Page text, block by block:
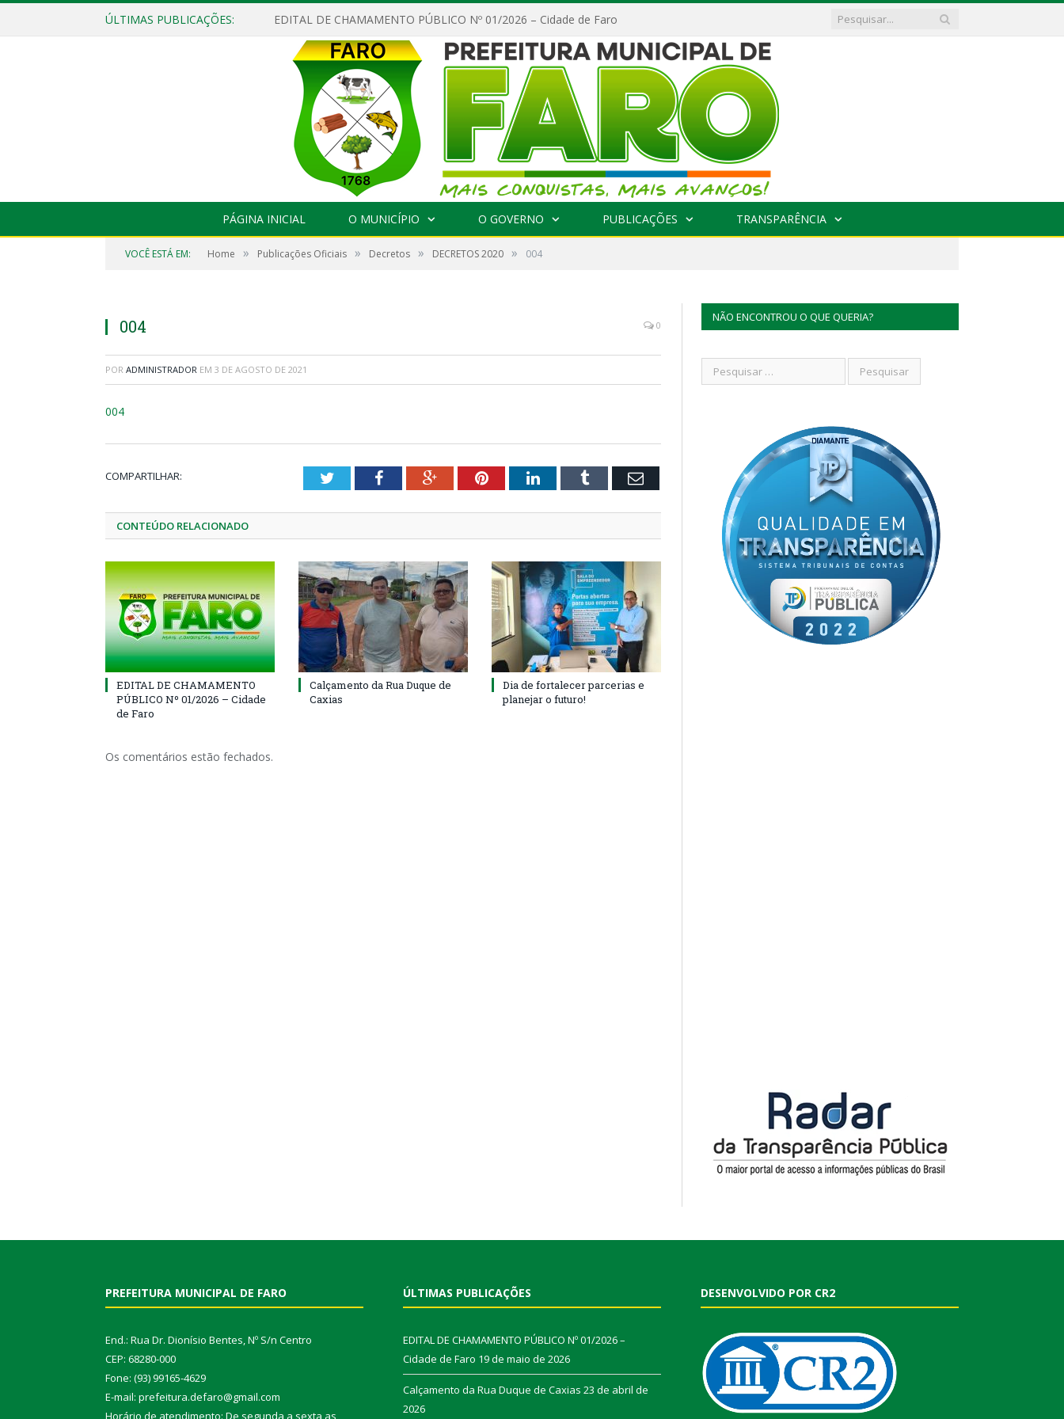
ÚLTIMAS PUBLICAÇÕES: EDITAL DE CHAMAMENTO PÚBLICO Nº 01/2026 – Cidade de Faro
PÁGINA INICIAL O MUNICÍPIO O GOVERNO PUBLICAÇÕES TRANSPARÊNCIA
VOCÊ ESTÁ EM: Home » Publicações Oficiais » Decretos » DECRETOS 2020 » 004
004 0
POR ADMINISTRADOR EM 3 DE AGOSTO DE 2021
004
COMPARTILHAR: TwitterFacebookGoogle+PinterestLinkedInTumblr Email
CONTEÚDO RELACIONADO
EDITAL DE CHAMAMENTO
PÚBLICO Nº 01/2026 – Cidade
de Faro
Calçamento da Rua Duque de
Caxias
Dia de fortalecer parcerias e
planejar o futuro!
Os comentários estão fechados.
NÃO ENCONTROU O QUE QUERIA?
PREFEITURA MUNICIPAL DE FARO
End.: Rua Dr. Dionísio Bentes, Nº S/n Centro
CEP: 68280-000
Fone: (93) 99165-4629
E-mail: prefeitura.defaro@gmail.com
Horário de atendimento: De segunda a sexta as
ÚLTIMAS PUBLICAÇÕES
EDITAL DE CHAMAMENTO PÚBLICO Nº 01/2026 –
Cidade de Faro 19 de maio de 2026
Calçamento da Rua Duque de Caxias 23 de abril de
2026
DESENVOLVIDO POR CR2